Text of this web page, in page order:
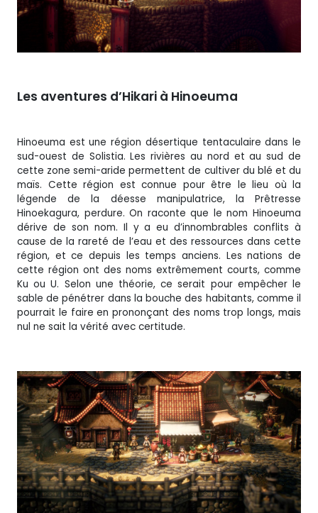
Les aventures d’Hikari à Hinoeuma
Hinoeuma est une région désertique tentaculaire dans le
sud-ouest de Solistia. Les rivières au nord et au sud de
cette zone semi-aride permettent de cultiver du blé et du
maïs. Cette région est connue pour être le lieu où la
légende de la déesse manipulatrice, la Prêtresse
Hinoekagura, perdure. On raconte que le nom Hinoeuma
dérive de son nom. Il y a eu d’innombrables conflits à
cause de la rareté de l’eau et des ressources dans cette
région, et ce depuis les temps anciens. Les nations de
cette région ont des noms extrêmement courts, comme
Ku ou U. Selon une théorie, ce serait pour empêcher le
sable de pénétrer dans la bouche des habitants, comme il
pourrait le faire en prononçant des noms trop longs, mais
nul ne sait la vérité avec certitude.